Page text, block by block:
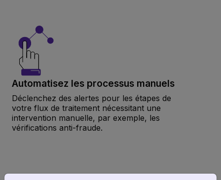
Automatisez les processus manuels
Déclenchez des alertes pour les étapes de
votre flux de traitement nécessitant une
intervention manuelle, par exemple, les
vérifications anti-fraude.